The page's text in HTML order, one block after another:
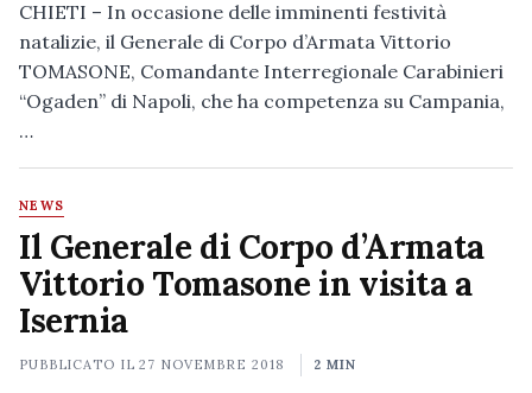
CHIETI – In occasione delle imminenti festività
natalizie, il Generale di Corpo d’Armata Vittorio
TOMASONE, Comandante Interregionale Carabinieri
“Ogaden” di Napoli, che ha competenza su Campania,
…
NEWS
Il Generale di Corpo d’Armata
Vittorio Tomasone in visita a
Isernia
PUBBLICATO IL27 NOVEMBRE 2018 2 MIN